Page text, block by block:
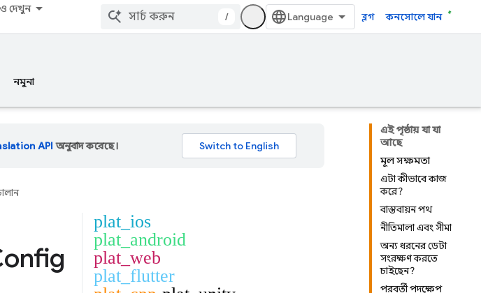
দেখুন
/ ব্লগ কনসোলে যান
নমুনা
এই পৃষ্ঠায় যা যা
আছে
মূল সক্ষমতা
এটা কীভাবে কাজ
করে?
বাস্তবায়ন পথ
নীতিমালা এবং সীমা
অন্য ধরনের ডেটা
সংরক্ষণ করতে
চাইছেন?
পরবর্তী পদক্ষেপ
API অনুবাদ করেছে।
plat_ios
plat_android
plat_web
plat_flutter